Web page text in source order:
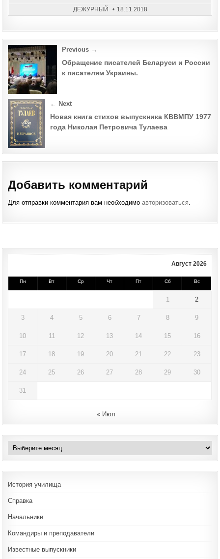
ДЕЖУРНЫЙ 18.11.2018
Post
navigation
Previous →
Обращение писателей Беларуси и России
к писателям Украины.
← Next
Новая книга стихов выпускника КВВМПУ 1977
года Николая Петровича Тулаева
Добавить комментарий
Для отправки комментария вам необходимоавторизоваться.
Август 2026
Пн Вт Ср Чт Пт Сб Вс
1 2
3 4 5 6 7 8 9
10 11 12 13 14 15 16
17 18 19 20 21 22 23
24 25 26 27 28 29 30
31
« Июл
Архивы
История училища
Справка
Начальники
Командиры и преподаватели
Известные выпускники